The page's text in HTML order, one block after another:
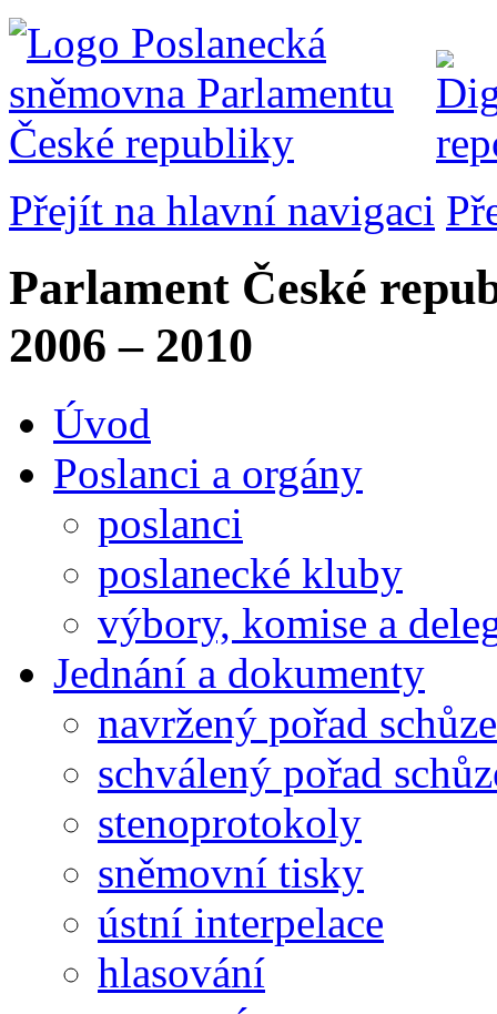
Přejít na hlavní navigaci
Parlament České
2006 – 2010
Úvod
Poslanci a orgány
poslanci
poslanecké kluby
výbory, komise a
Jednání a dokumenty
navržený pořad schůze
schválený pořad
stenoprotokoly
sněmovní tisky
ústní interpelace
hlasování